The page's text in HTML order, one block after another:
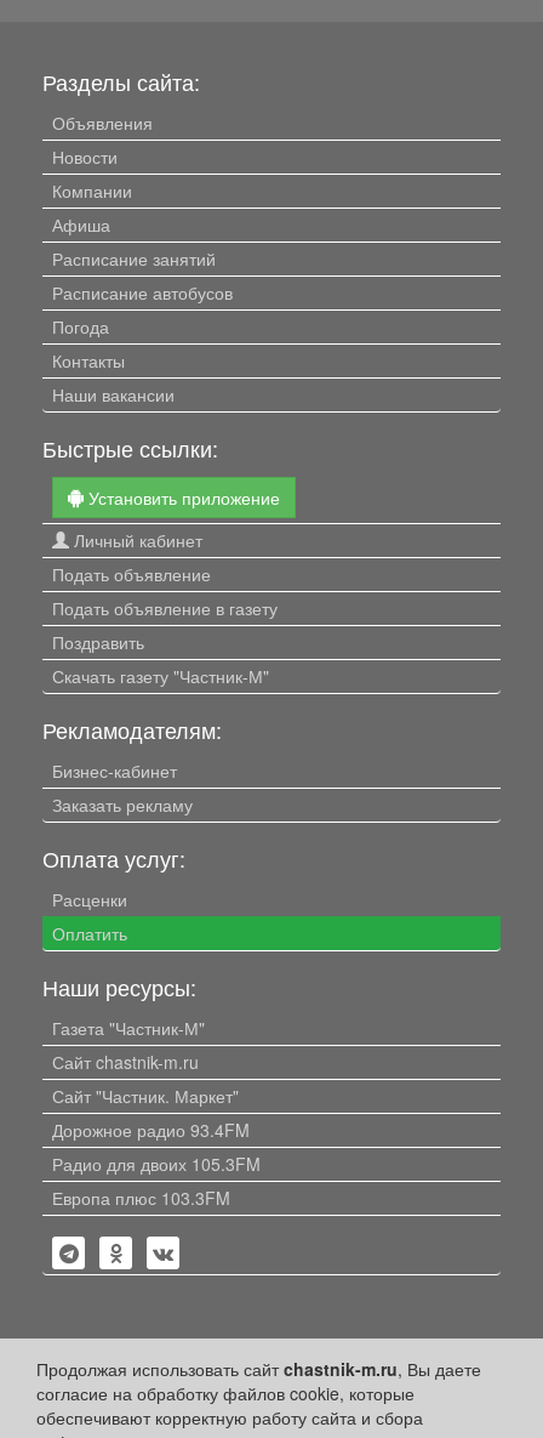
Продолжая использовать сайтchastnik-m.ru, Вы даете
согласие на обработку файлов cookie, которые
обеспечивают корректную работу сайта и сбора
Разделы сайта:
Объявления
Новости
Компании
Афиша
Расписание занятий
Расписание автобусов
Погода
Контакты
Наши вакансии
Быстрые ссылки:
Установить приложение
Личный кабинет
Подать объявление
Подать объявление в газету
Поздравить
Скачать газету "Частник-М"
Рекламодателям:
Бизнес-кабинет
Заказать рекламу
Оплата услуг:
Расценки
Оплатить
Наши ресурсы:
Газета "Частник-М"
Сайт chastnik-m.ru
Сайт "Частник. Маркет"
Дорожное радио 93.4FM
Радио для двоих 105.3FM
Европа плюс 103.3FM
Политика конфиденциальности
Публикации с пометкой «Реклама», «На правах рекламы»,
«Партнёрский проект» оплачены рекламодателем.